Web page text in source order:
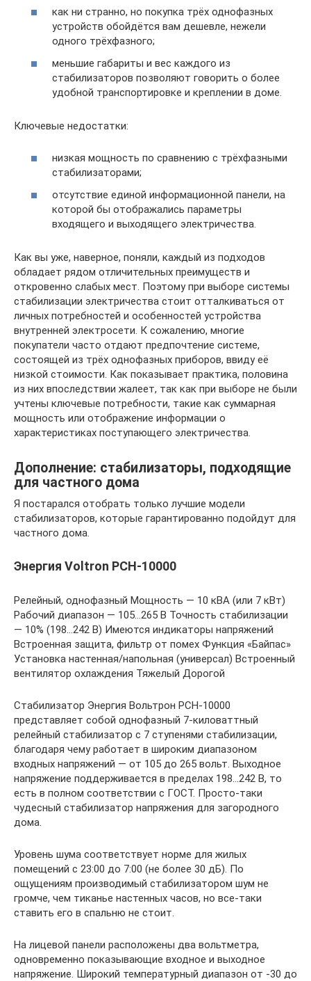
как ни странно, но покупка трёх однофазных
устройств обойдётся вам дешевле, нежели
одного трёхфазного;
меньшие габариты и вес каждого из
стабилизаторов позволяют говорить о более
удобной транспортировке и креплении в доме.
Ключевые недостатки:
низкая мощность по сравнению с трёхфазными
стабилизаторами;
отсутствие единой информационной панели, на
которой бы отображались параметры
входящего и выходящего электричества.
Как вы уже, наверное, поняли, каждый из подходов
обладает рядом отличительных преимуществ и
откровенно слабых мест. Поэтому при выборе системы
стабилизации электричества стоит отталкиваться от
личных потребностей и особенностей устройства
внутренней электросети. К сожалению, многие
покупатели часто отдают предпочтение системе,
состоящей из трёх однофазных приборов, ввиду её
низкой стоимости. Как показывает практика, половина
из них впоследствии жалеет, так как при выборе не были
учтены ключевые потребности, такие как суммарная
мощность или отображение информации о
характеристиках поступающего электричества.
Дополнение: стабилизаторы, подходящие
для частного дома
Я постарался отобрать только лучшие модели
стабилизаторов, которые гарантированно подойдут для
частного дома.
Энергия Voltron PCH-10000
Релейный, однофазный Мощность — 10 кВА (или 7 кВт)
Рабочий диапазон — 105…265 В Точность стабилизации
— 10% (198…242 В) Имеются индикаторы напряжений
Встроенная защита, фильтр от помех Функция «Байпас»
Установка настенная/напольная (универсал) Встроенный
вентилятор охлаждения Тяжелый Дорогой
Стабилизатор Энергия Вольтрон РСН-10000
представляет собой однофазный 7-киловаттный
релейный стабилизатор с 7 ступенями стабилизации,
благодаря чему работает в широким диапазоном
входных напряжений — от 105 до 265 вольт. Выходное
напряжение поддерживается в пределах 198…242 В, то
есть в полном соответствии с ГОСТ. Просто-таки
чудесный стабилизатор напряжения для загородного
дома.
Уровень шума соответствует норме для жилых
помещений с 23:00 до 7:00 (не более 30 дБ). По
ощущениям производимый стабилизатором шум не
громче, чем тиканье настенных часов, но все-таки
ставить его в спальню не стоит.
На лицевой панели расположены два вольтметра,
одновременно показывающие входное и выходное
напряжение. Широкий температурный диапазон от -30 до